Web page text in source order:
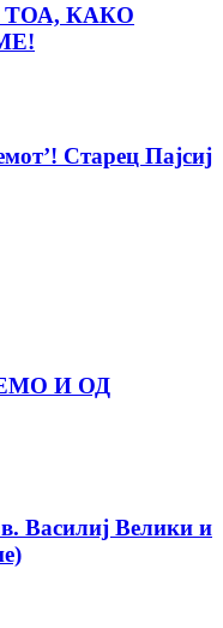
КАКО
Старец Пајсиј
И ОД
Василиј Велики и